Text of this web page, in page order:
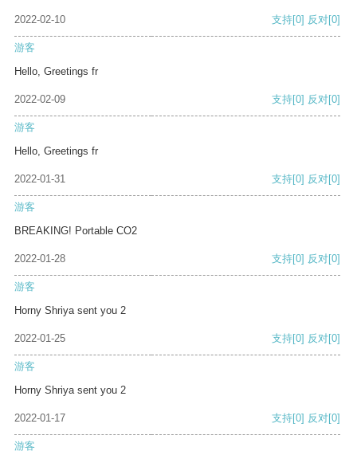
2022-02-10 支持[0] 反对[0]
游客
Hello, Greetings fr
2022-02-09 支持[0] 反对[0]
游客
Hello, Greetings fr
2022-01-31 支持[0] 反对[0]
游客
BREAKING! Portable CO2
2022-01-28 支持[0] 反对[0]
游客
Horny Shriya sent you 2
2022-01-25 支持[0] 反对[0]
游客
Horny Shriya sent you 2
2022-01-17 支持[0] 反对[0]
游客